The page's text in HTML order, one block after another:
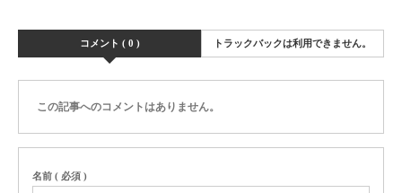
コメント ( 0 ) トラックバックは利用できません。
この記事へのコメントはありません。
名前 ( 必須 )